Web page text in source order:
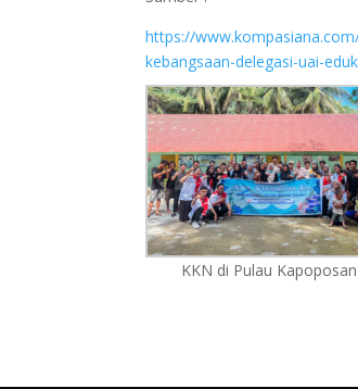
https://
kebangsaan-delegasi-uai-
KKN di Pulau